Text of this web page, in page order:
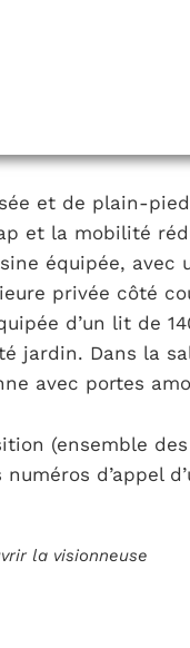
et de plain-
et la mobilité
équipée, avec
privée côté
d’un lit de
jardin. Dans la
avec portes
(ensemble
d’appel
la visionneuse